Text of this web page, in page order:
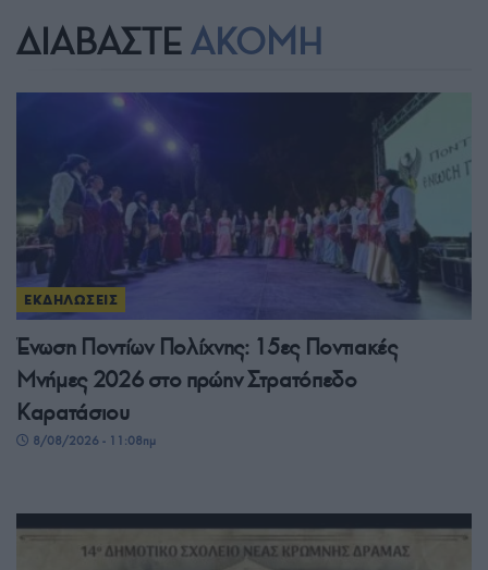
ΔΙΑΒΑΣΤΕ ΑΚΟΜΗ
ΕΚΔΗΛΩΣΕΙΣ
Ένωση Ποντίων Πολίχνης: 15ες Ποντιακές
Μνήμες 2026 στο πρώην Στρατόπεδο
Καρατάσιου
8/08/2026 - 11:08πμ